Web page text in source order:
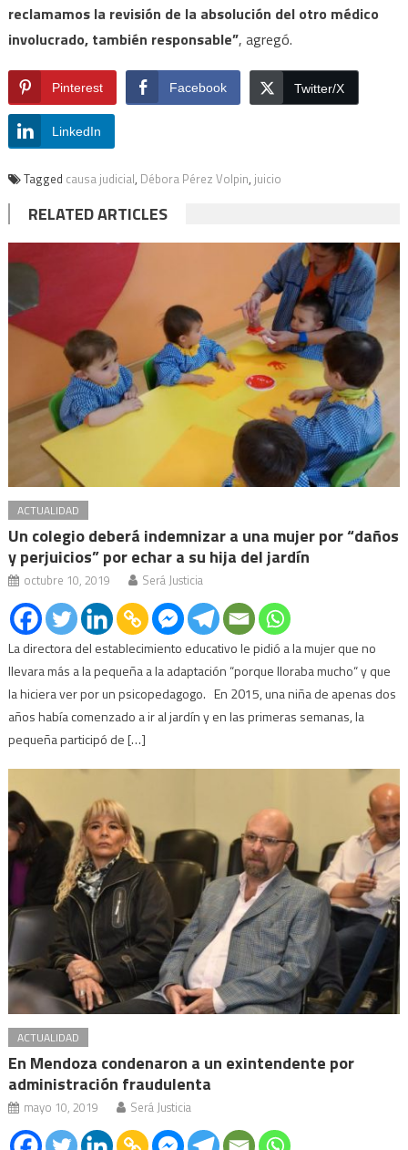
reclamamos la revisión de la absolución del otro médico
involucrado, también responsable”, agregó.
Pinterest Facebook Twitter/X
LinkedIn
Tagged causa judicial, Débora Pérez Volpin, juicio
RELATED ARTICLES
ACTUALIDAD
Un colegio deberá indemnizar a una mujer por “daños
y perjuicios” por echar a su hija del jardín
octubre 10, 2019 Será Justicia
La directora del establecimiento educativo le pidió a la mujer que no
llevara más a la pequeña a la adaptación “porque lloraba mucho“ y que
la hiciera ver por un psicopedagogo. En 2015, una niña de apenas dos
años había comenzado a ir al jardín y en las primeras semanas, la
pequeña participó de […]
ACTUALIDAD
En Mendoza condenaron a un exintendente por
administración fraudulenta
mayo 10, 2019 Será Justicia